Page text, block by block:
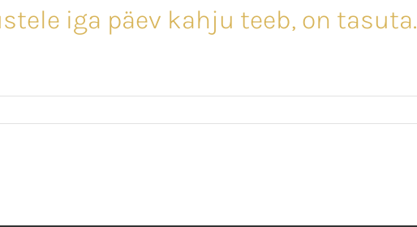
iga päev kahju teeb, on tasuta.